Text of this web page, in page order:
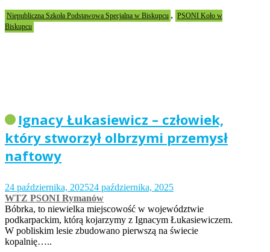
Niepubliczna Szkoła Podstawowa Specjalna w Biskupcu , PSONI Koło w
Biskupcu
Ignacy Łukasiewicz – człowiek,
który stworzył olbrzymi przemysł
naftowy
24 października, 202524 października, 2025
WTZ PSONI Rymanów
Bóbrka, to niewielka miejscowość w województwie
podkarpackim, którą kojarzymy z Ignacym Łukasiewiczem.
W pobliskim lesie zbudowano pierwszą na świecie
kopalnię…..